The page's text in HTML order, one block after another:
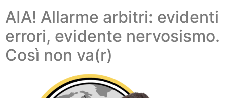
AIA! Allarme arbitri: evidenti
errori, evidente nervosismo.
Così non va(r)